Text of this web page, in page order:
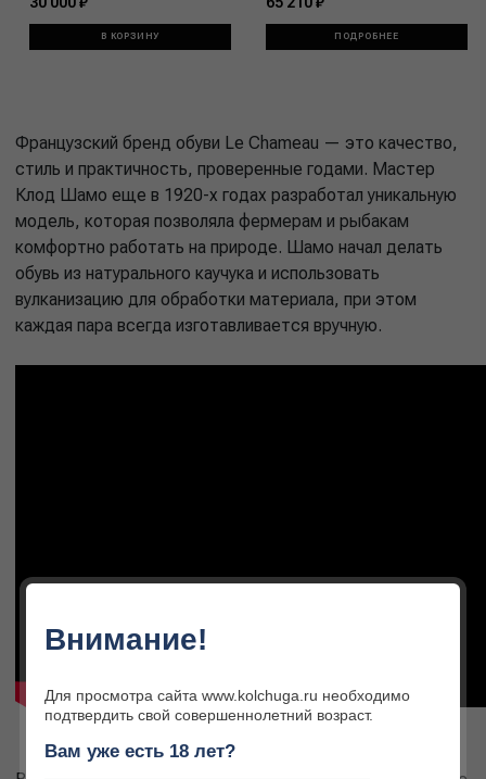
В КОРЗИНУ ПОДРОБНЕЕ
Французский бренд обуви Le Chameau — это качество,
стиль и практичность, проверенные годами. Мастер
Клод Шамо еще в 1920-х годах разработал уникальную
модель, которая позволяла фермерам и рыбакам
комфортно работать на природе. Шамо начал делать
обувь из натурального каучука и использовать
вулканизацию для обработки материала, при этом
каждая пара всегда изготавливается вручную.
Внимание!
Для просмотра сайта www.kolchuga.ru необходимо
подтвердить свой совершеннолетний возраст.
Вам уже есть 18 лет?